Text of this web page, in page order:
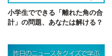
小学生でできる「離れた角の合
計」の問題、あなたは解ける？